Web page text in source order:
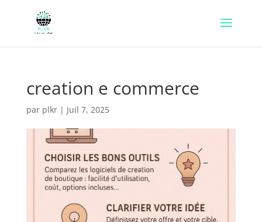
creation e commerce
par plkr| Juil 7, 2025